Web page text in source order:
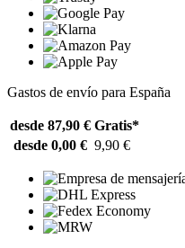
Gastos de envío para España
desde 87,90 € Gratis*
desde 0,00 € 9,90 €